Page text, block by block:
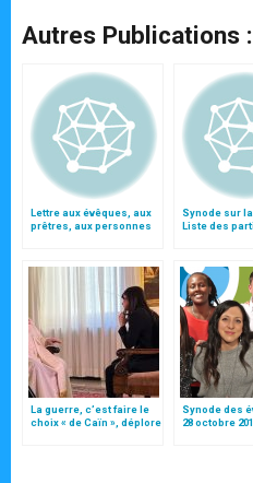
Autres Publications :
Lettre aux évêques, aux
prêtres, aux personnes
catholique en Chine
Synode sur
Liste des
La guerre, c’est faire le
choix « de Caïn », déplore
Synode des
28 octobre